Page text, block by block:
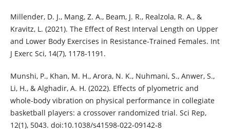
Millender, D. J., Mang, Z. A., Beam, J. R., Realzola, R. A., &
Kravitz, L. (2021). The Effect of Rest Interval Length on Upper
and Lower Body Exercises in Resistance-Trained Females. Int
J Exerc Sci, 14(7), 1178-1191.
Munshi, P., Khan, M. H., Arora, N. K., Nuhmani, S., Anwer, S.,
Li, H., & Alghadir, A. H. (2022). Effects of plyometric and
whole-body vibration on physical performance in collegiate
basketball players: a crossover randomized trial. Sci Rep,
12(1), 5043. doi:10.1038/s41598-022-09142-8